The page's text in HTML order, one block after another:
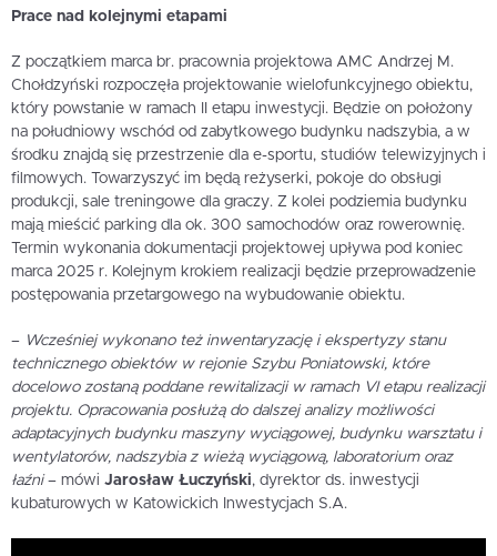
Prace nad kolejnymi etapami
Z początkiem marca br. pracownia projektowa AMC Andrzej M.
Chołdzyński rozpoczęła projektowanie wielofunkcyjnego obiektu,
który powstanie w ramach II etapu inwestycji. Będzie on położony
na południowy wschód od zabytkowego budynku nadszybia, a w
środku znajdą się przestrzenie dla e-sportu, studiów telewizyjnych i
filmowych. Towarzyszyć im będą reżyserki, pokoje do obsługi
produkcji, sale treningowe dla graczy. Z kolei podziemia budynku
mają mieścić parking dla ok. 300 samochodów oraz rowerownię.
Termin wykonania dokumentacji projektowej upływa pod koniec
marca 2025 r. Kolejnym krokiem realizacji będzie przeprowadzenie
postępowania przetargowego na wybudowanie obiektu.
– Wcześniej wykonano też inwentaryzację i ekspertyzy stanu
technicznego obiektów w rejonie Szybu Poniatowski, które
docelowo zostaną poddane rewitalizacji w ramach VI etapu realizacji
projektu. Opracowania posłużą do dalszej analizy możliwości
adaptacyjnych budynku maszyny wyciągowej, budynku warsztatu i
wentylatorów, nadszybia z wieżą wyciągową, laboratorium oraz
łaźni– mówi Jarosław Łuczyński, dyrektor ds. inwestycji
kubaturowych w Katowickich Inwestycjach S.A.